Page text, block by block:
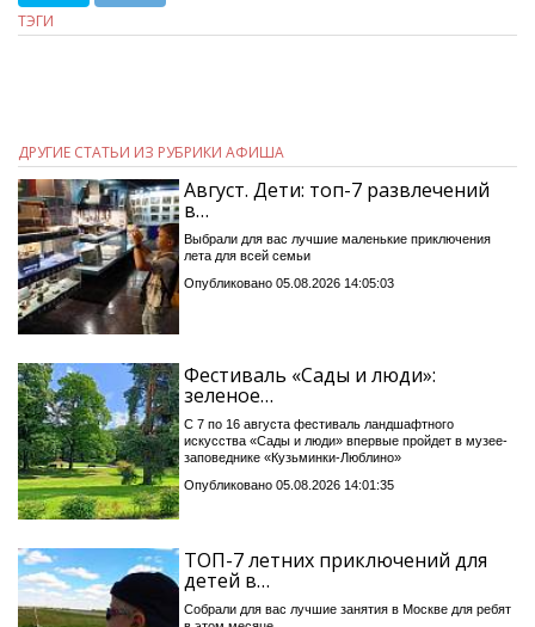
ТЭГИ
ДРУГИЕ СТАТЬИ ИЗ РУБРИКИ АФИША
Август. Дети: топ-7 развлечений
в…
Выбрали для вас лучшие маленькие приключения
лета для всей семьи
Опубликовано 05.08.2026 14:05:03
Фестиваль «Сады и люди»:
зеленое…
С 7 по 16 августа фестиваль ландшафтного
искусства «Сады и люди» впервые пройдет в музее-
заповеднике «Кузьминки-Люблино»
Опубликовано 05.08.2026 14:01:35
ТОП-7 летних приключений для
детей в…
Собрали для вас лучшие занятия в Москве для ребят